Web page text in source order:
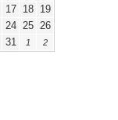
17 18 19
24 25 26
31 1 2